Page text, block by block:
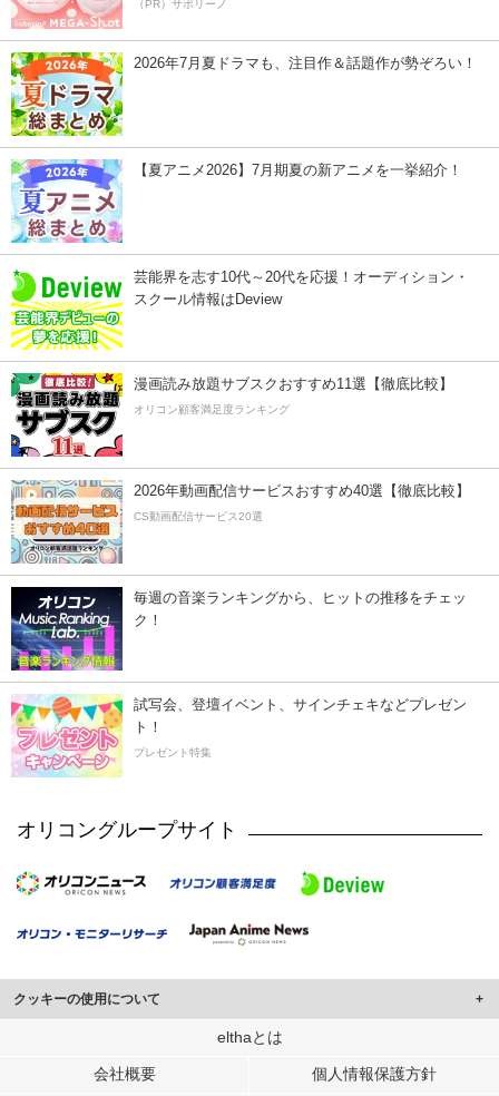
（PR）サボリーノ
2026年7月夏ドラマも、注目作＆話題作が勢ぞろい！
【夏アニメ2026】7月期夏の新アニメを一挙紹介！
芸能界を志す10代～20代を応援！オーディション・
スクール情報はDeview
漫画読み放題サブスクおすすめ11選【徹底比較】
オリコン顧客満足度ランキング
2026年動画配信サービスおすすめ40選【徹底比較】
CS動画配信サービス20選
毎週の音楽ランキングから、ヒットの推移をチェッ
ク！
試写会、登壇イベント、サインチェキなどプレゼン
ト！
プレゼント特集
オリコングループサイト
クッキーの使用について
このサイトでは Cookie を使用して、ユーザーに合わせたコンテンツや広告の
行っています。
elthaとは
会社概要 個人情報保護方針